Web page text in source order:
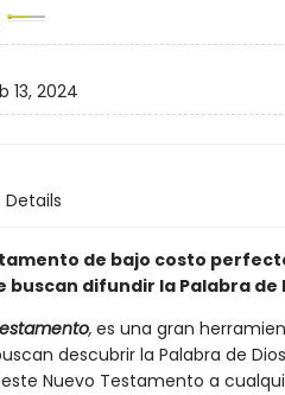
13, 2024
Details
de bajo costo
buscan difundir la Palabra de
, es una gran
descubrir la Palabra de
Nuevo Testamento a